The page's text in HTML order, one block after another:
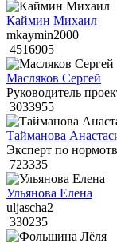
Каймин Михаил
mkaymin2000
4516905
Масляков Сергей
Руководитель
3033955
Тайманова
Эксперт по
723335
Ульянова Елена
uljascha2
330235